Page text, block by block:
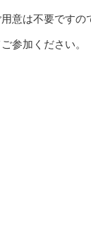
意は不要ですの
参加ください。